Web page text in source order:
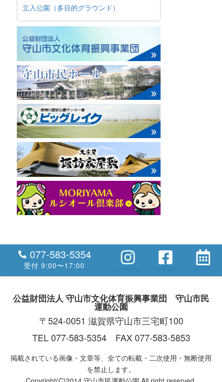
立入公園（多目的グラウンド）
077-583-5354
受付 9:00〜17:00
公益財団法人 守山市文化体育振興事業団 守山市民
運動公園
〒524-0051 滋賀県守山市三宅町100
TEL 077-583-5354 FAX 077-583-5853
掲載されている画像・文章等、全ての転載・二次使用・無断使用
を禁止します。